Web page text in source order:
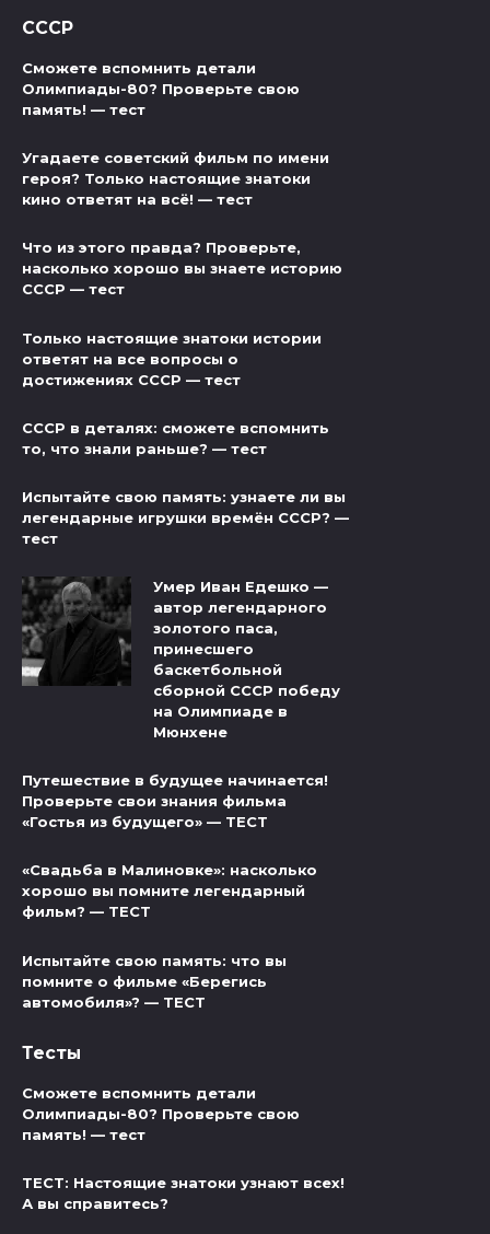
СССР
Сможете вспомнить детали
Олимпиады-80? Проверьте свою
память! — тест
Угадаете советский фильм по имени
героя? Только настоящие знатоки
кино ответят на всё! — тест
Что из этого правда? Проверьте,
насколько хорошо вы знаете историю
СССР — тест
Только настоящие знатоки истории
ответят на все вопросы о
достижениях СССР — тест
СССР в деталях: сможете вспомнить
то, что знали раньше? — тест
Испытайте свою память: узнаете ли вы
легендарные игрушки времён СССР? —
тест
Умер Иван Едешко —
автор легендарного
золотого паса,
принесшего
баскетбольной
сборной СССР победу
на Олимпиаде в
Мюнхене
Путешествие в будущее начинается!
Проверьте свои знания фильма
«Гостья из будущего» — ТЕСТ
«Свадьба в Малиновке»: насколько
хорошо вы помните легендарный
фильм? — ТЕСТ
Испытайте свою память: что вы
помните о фильме «Берегись
автомобиля»? — ТЕСТ
Тесты
Сможете вспомнить детали
Олимпиады-80? Проверьте свою
память! — тест
ТЕСТ: Настоящие знатоки узнают всех!
А вы справитесь?